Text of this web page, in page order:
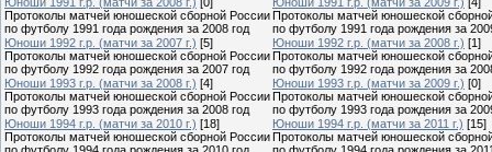
Протоколы матчей юношеской сборной России
по футболу 1991 года рождения за 2008 год
Протоколы матчей юношеской
по футболу 1991 года рождения за
Юноши 1992 г.р. (матчи за 2007 г.) [5]
Протоколы матчей юношеской сборной России
по футболу 1992 года рождения за 2007 год
Юноши 1992 г.р. (матчи за 2008 г.) [1]
Протоколы матчей юношеской
по футболу 1992 года рождения за
Юноши 1993 г.р. (матчи за 2008 г.) [4]
Протоколы матчей юношеской сборной России
по футболу 1993 года рождения за 2008 год
Юноши 1993 г.р. (матчи за 2009 г.) [0]
Протоколы матчей юношеской
по футболу 1993 года рождения за
Юноши 1994 г.р. (матчи за 2010 г.) [18]
Протоколы матчей юношеской сборной России
Юноши 1994 г.р. (матчи за 2011 г.) [15]
Протоколы матчей юношеской